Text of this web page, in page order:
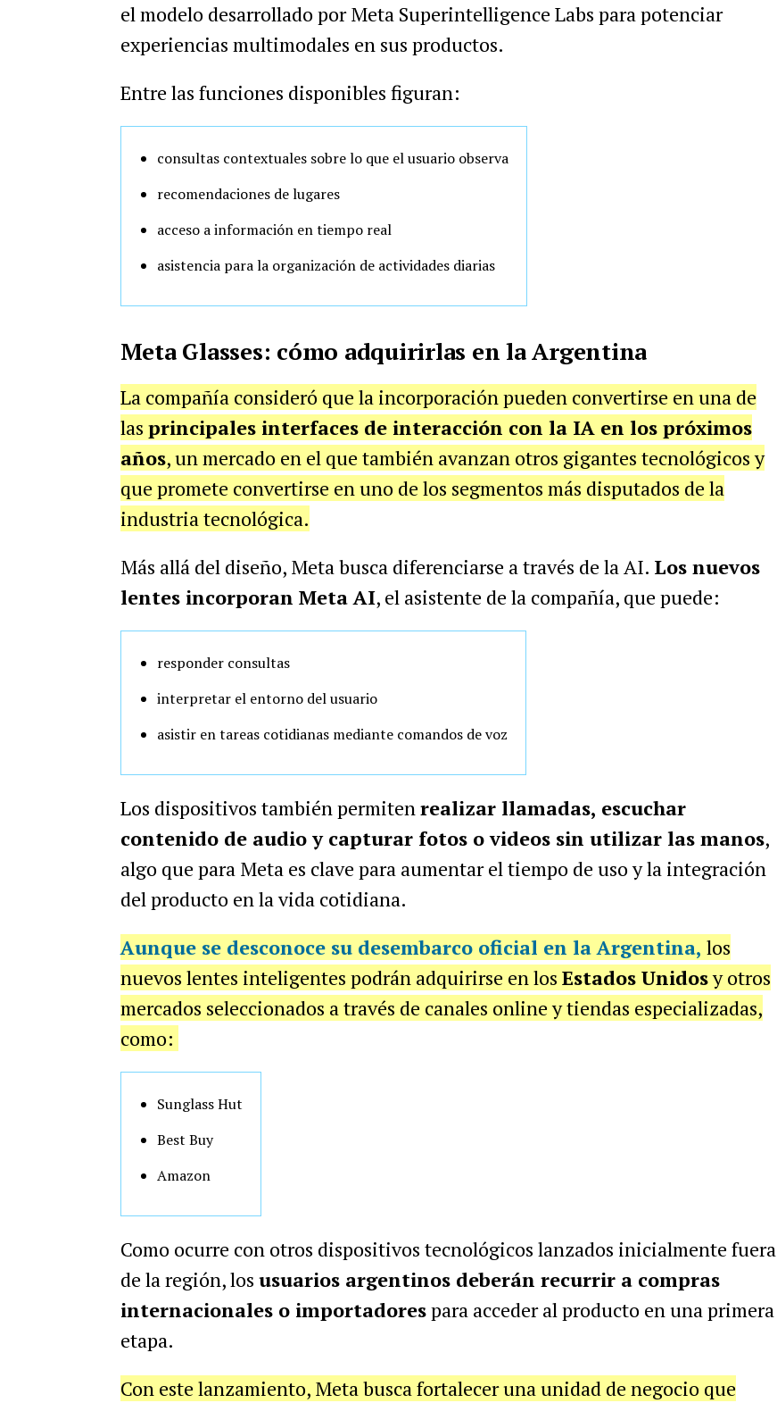
el modelo desarrollado por Meta Superintelligence Labs para potenciar
experiencias multimodales en sus productos.
Entre las funciones disponibles figuran:
consultas contextuales sobre lo que el usuario observa
recomendaciones de lugares
acceso a información en tiempo real
asistencia para la organización de actividades diarias
Meta Glasses: cómo adquirirlas en la Argentina
La compañía consideró que la incorporación pueden convertirse en una de
las principales interfaces de interacción con la IA en los próximos
años, un mercado en el que también avanzan otros gigantes tecnológicos y
que promete convertirse en uno de los segmentos más disputados de la
industria tecnológica.
Más allá del diseño, Meta busca diferenciarse a través de la AI. Los nuevos
lentes incorporan Meta AI, el asistente de la compañía, que puede:
responder consultas
interpretar el entorno del usuario
asistir en tareas cotidianas mediante comandos de voz
Los dispositivos también permitenrealizar llamadas, escuchar
contenido de audio y capturar fotos o videos sin utilizar las manos,
algo que para Meta es clave para aumentar el tiempo de uso y la integración
del producto en la vida cotidiana.
Aunque se desconoce su desembarco oficial en la Argentina, los
nuevos lentes inteligentes podrán adquirirse en los Estados Unidosy otros
mercados seleccionados a través de canales online y tiendas especializadas,
como:
Sunglass Hut
Best Buy
Amazon
Como ocurre con otros dispositivos tecnológicos lanzados inicialmente fuera
de la región, los usuarios argentinos deberán recurrir a compras
internacionales o importadorespara acceder al producto en una primera
etapa.
Con este lanzamiento, Meta busca fortalecer una unidad de negocio que